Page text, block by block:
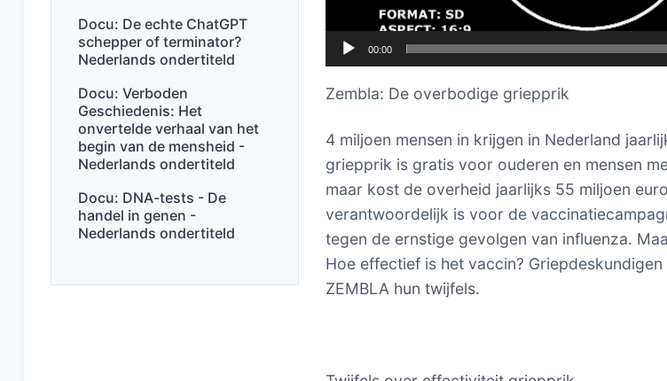
Docu: De echte ChatGPT
schepper of terminator?
Nederlands ondertiteld
Docu: Verboden
Geschiedenis: Het
onvertelde verhaal van het
begin van de mensheid -
Nederlands ondertiteld
Docu: DNA-tests - De
handel in genen -
Nederlands ondertiteld
00:00
Zembla: De overbodige griepprik
4 miljoen mensen in krijgen in Nederland
griepprik is gratis voor ouderen en mensen
maar kost de overheid jaarlijks 55 miljoen
verantwoordelijk is voor de
tegen de ernstige gevolgen van influenza.
Hoe effectief is het vaccin?
ZEMBLA hun twijfels.